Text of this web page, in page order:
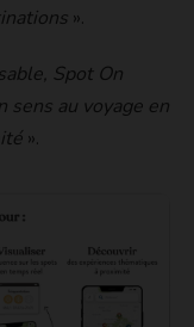
».
Spot On
sens au voyage en
».